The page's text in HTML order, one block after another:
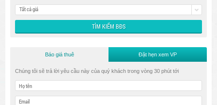
Tất cả giá
Báo giá thuê Đặt hẹn xem VP
Chúng tôi sẽ trả lời yêu cầu này của quý khách trong vòng 30 phút tới